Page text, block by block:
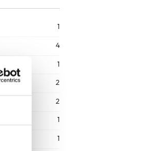
1
4
1
2
2
1
1